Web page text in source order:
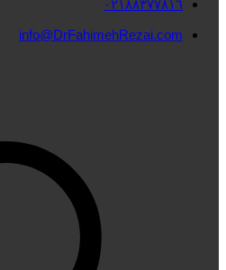
٠٢١٨٨٣٧٧٨١٦
info@DrFahimehRezai.com